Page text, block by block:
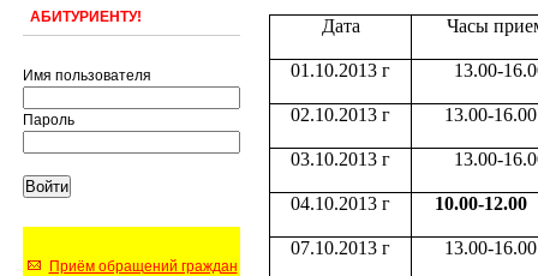
АБИТУРИЕНТУ!
Имя пользователя
Пароль
Приём обращений граждан
Дата Часы
01.10.2013 г 13.00-
02.10.2013 г 13.00-16.00
03.10.2013 г 13.00-
04.10.2013 г 10.00-12.00
07.10.2013 г 13.00-